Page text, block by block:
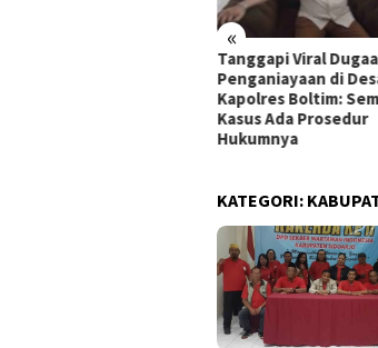
«
Tanggapi Viral
Penganiayaan di
Kapolres Boltim:
Kasus Ada Prosedur
Hukumnya
KATEGORI: